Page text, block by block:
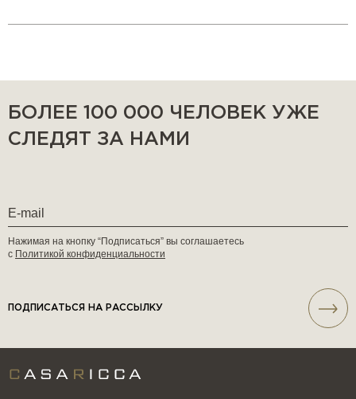
БОЛЕЕ 100 000 ЧЕЛОВЕК УЖЕ
СЛЕДЯТ ЗА НАМИ
Нажимая на кнопку “Подписаться” вы соглашаетесь
с Политикой конфиденциальности
ПОДПИСАТЬСЯ НА РАССЫЛКУ